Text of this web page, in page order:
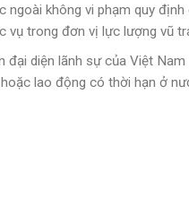
ngoài không vi phạm quy định
vụ trong đơn vị lực lượng vũ
đại diện lãnh sự của Việt Nam
lao động có thời hạn ở